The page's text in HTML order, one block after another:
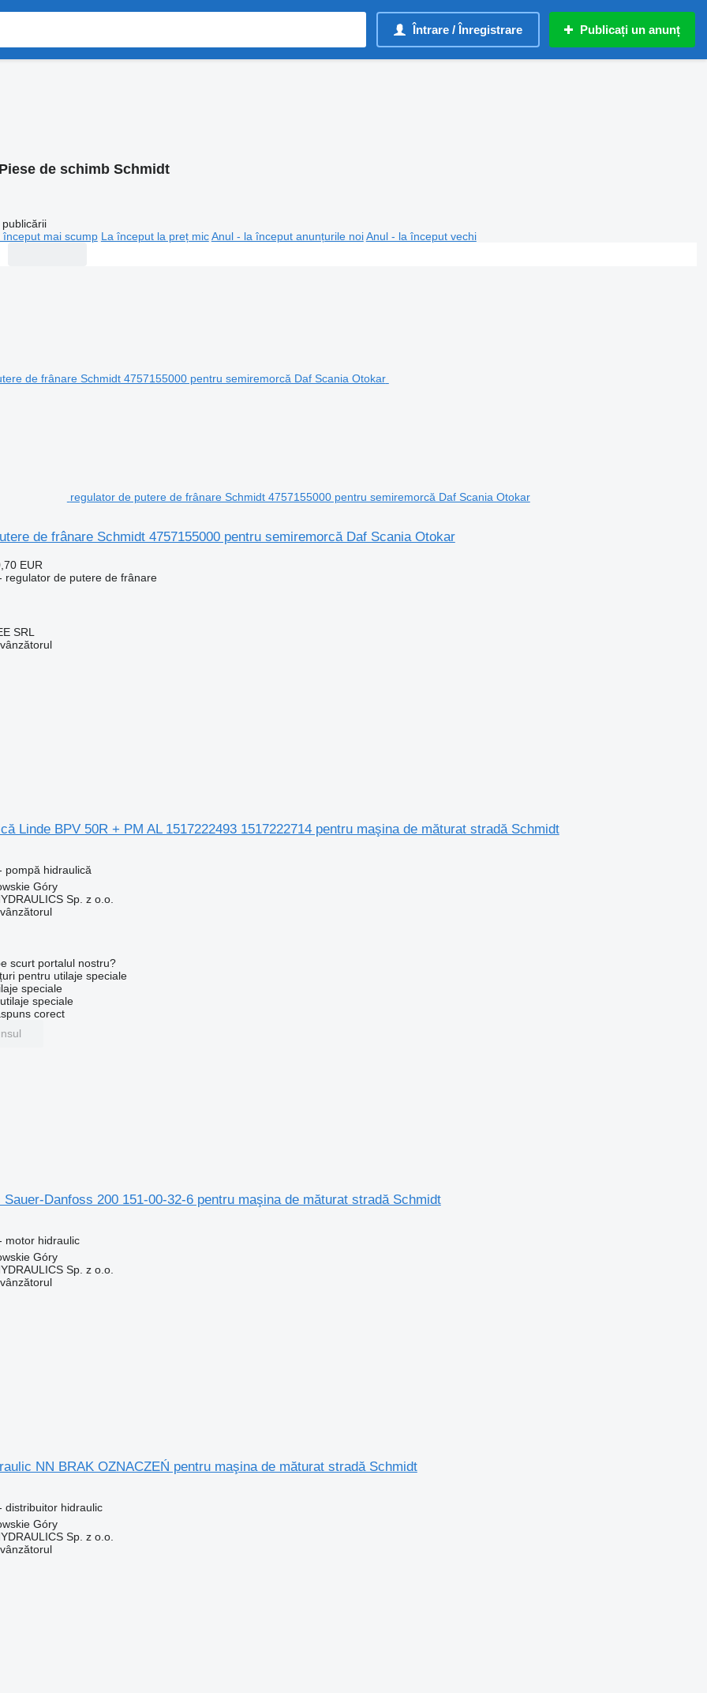
Întrare / Înregistrare Publicați un anunț
Piese de schimb Schmidt
publicării
început mai scump La început la preț mic Anul - la început anunțurile noi Anul - la început vechi
regulator de putere de frânare Schmidt 4757155000 pentru semiremorcă Daf Scania Otokar
de frânare Schmidt 4757155000 pentru semiremorcă Daf Scania Otokar
EUR
regulator de putere de frânare
SRL
Linde BPV 50R + PM AL 1517222493 1517222714 pentru maşina de măturat stradă Schmidt
pompă hidraulică
Góry
Sp. z o.o.
scurt portalul nostru?
pentru utilaje speciale
speciale
speciale
corect
Sauer-Danfoss 200 151-00-32-6 pentru maşina de măturat stradă Schmidt
motor hidraulic
Góry
Sp. z o.o.
NN BRAK OZNACZEŃ pentru maşina de măturat stradă Schmidt
distribuitor hidraulic
Góry
Sp. z o.o.